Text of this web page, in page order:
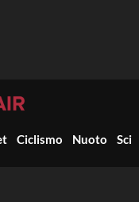
Ciclismo Nuoto Sci